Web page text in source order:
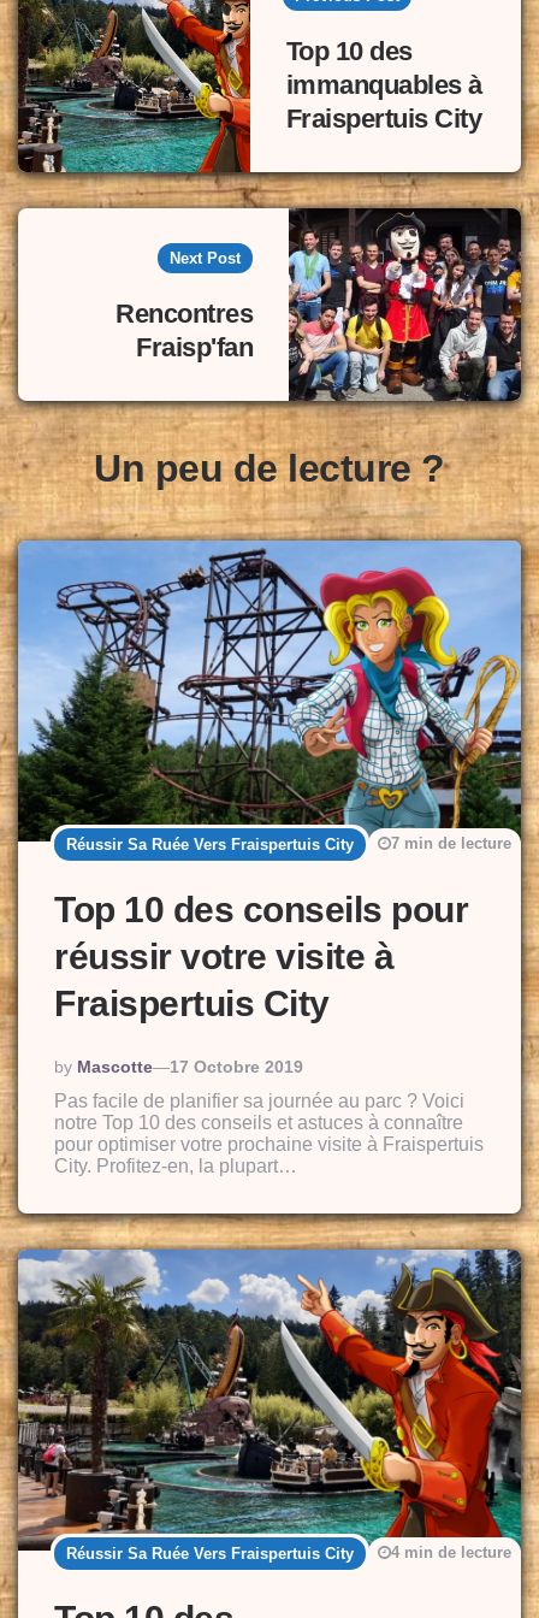
Top 10 des
immanquables à
Fraispertuis City
Next Post
Rencontres
Fraisp'fan
Un peu de lecture ?
Réussir Sa Ruée Vers Fraispertuis City
Top 10 des conseils pour
réussir votre visite à
Fraispertuis City
Posted
By
By Mascotte 17 Octobre 2019
7 min de lecture
Pas facile de planifier sa journée au parc ? Voici
notre Top 10 des conseils et astuces à connaître
pour optimiser votre prochaine visite à Fraispertuis
City. Profitez-en, la plupart…
Réussir Sa Ruée Vers Fraispertuis City 4 min de lecture